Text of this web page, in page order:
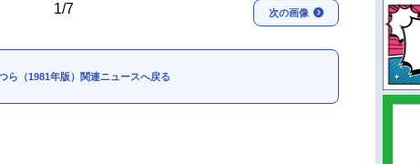
1/7 次の画像
ら（1981年版）関連ニュースへ戻る